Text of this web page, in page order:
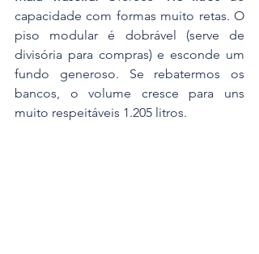
capacidade com formas muito retas. O
piso modular é dobrável (serve de
divisória para compras) e esconde um
fundo generoso. Se rebatermos os
bancos, o volume cresce para uns
muito respeitáveis 1.205 litros.